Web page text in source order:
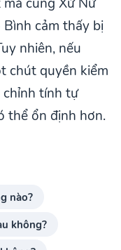
cảm thấy bị
nhiên, nếu
chút quyền kiểm
chỉnh tính tự
thể ổn định hơn.
nào?
không?